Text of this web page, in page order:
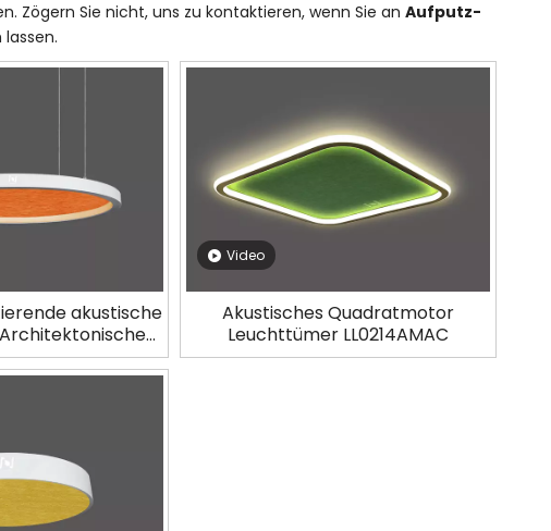
Zögern Sie nicht, uns zu kontaktieren, wenn Sie anAufputz-
akustische
70W
Video
Akustisches Quadratmotor
Leuchttümer LL0214AMAC